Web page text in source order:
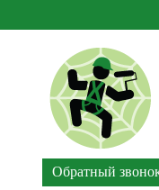
Обратный